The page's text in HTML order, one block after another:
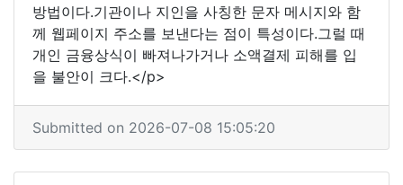
방법이다.기관이나 지인을 사칭한 문자 메시지와 함
께 웹페이지 주소를 보낸다는 점이 특성이다.그럴 때
개인 금융상식이 빠져나가거나 소액결제 피해를 입
을 불안이 크다.</p>
Submitted on 2026-07-08 15:05:20